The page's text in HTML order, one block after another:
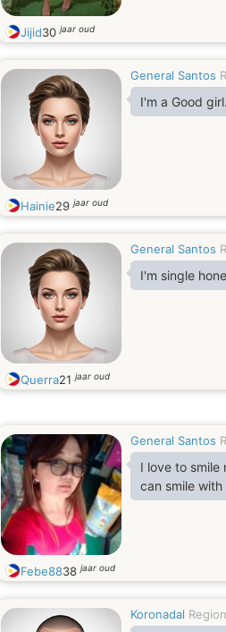
Jijid30jaar oud
General Santos
I'm a Good
Hainie29jaar oud
General Santos
I'm single
Querra21jaar oud
General Santos
I love to smile
can smile with
Febe8838jaar oud
Koronadal